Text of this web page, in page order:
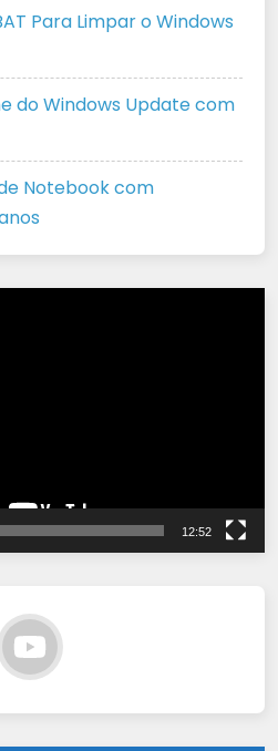
Para Limpar o Windows
do Windows Update com
Notebook com
12:52